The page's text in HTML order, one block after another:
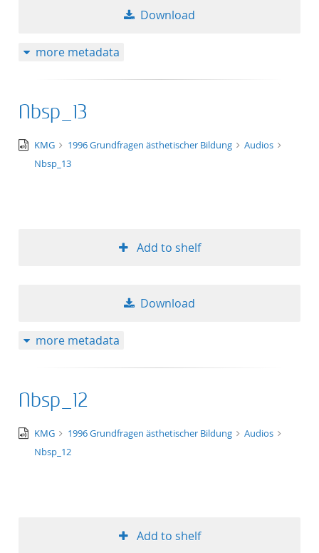
Download
more metadata
Nbsp_13
audio/x-
wav
KMG 1996 Grundfragen ästhetischer Bildung
Audios
Nbsp_13
Add to shelf
Download
more metadata
Nbsp_12
audio/x-
wav
KMG 1996 Grundfragen ästhetischer Bildung
Audios
Nbsp_12
Add to shelf